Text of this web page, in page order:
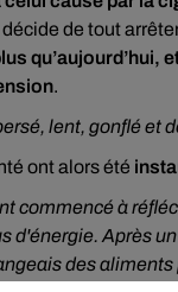
de tout
qu’aujourd’hui,
.
lent, gonflé et
ont alors été
commencé à
d'énergie. Après
des aliments